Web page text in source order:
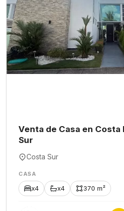
Venta de Casa en Costa
Sur
Costa Sur
CASA
x4 x4 370 m²